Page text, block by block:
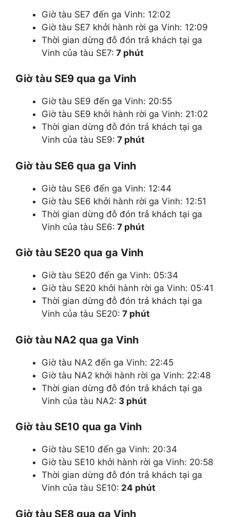
Giờ tàu SE7 đến ga Vinh: 12:02
Giờ tàu SE7 khởi hành rời ga Vinh: 12:09
Thời gian dừng đỗ đón trả khách tại ga
Vinh của tàu SE7: 7 phút
Giờ tàu SE9 qua ga Vinh
Giờ tàu SE9 đến ga Vinh: 20:55
Giờ tàu SE9 khởi hành rời ga Vinh: 21:02
Thời gian dừng đỗ đón trả khách tại ga
Vinh của tàu SE9: 7 phút
Giờ tàu SE6 qua ga Vinh
Giờ tàu SE6 đến ga Vinh: 12:44
Giờ tàu SE6 khởi hành rời ga Vinh: 12:51
Thời gian dừng đỗ đón trả khách tại ga
Vinh của tàu SE6: 7 phút
Giờ tàu SE20 qua ga Vinh
Giờ tàu SE20 đến ga Vinh: 05:34
Giờ tàu SE20 khởi hành rời ga Vinh: 05:41
Thời gian dừng đỗ đón trả khách tại ga
Vinh của tàu SE20: 7 phút
Giờ tàu NA2 qua ga Vinh
Giờ tàu NA2 đến ga Vinh: 22:45
Giờ tàu NA2 khởi hành rời ga Vinh: 22:48
Thời gian dừng đỗ đón trả khách tại ga
Vinh của tàu NA2: 3 phút
Giờ tàu SE10 qua ga Vinh
Giờ tàu SE10 đến ga Vinh: 20:34
Giờ tàu SE10 khởi hành rời ga Vinh: 20:58
Thời gian dừng đỗ đón trả khách tại ga
Vinh của tàu SE10: 24 phút
Giờ tàu SE8 qua ga Vinh